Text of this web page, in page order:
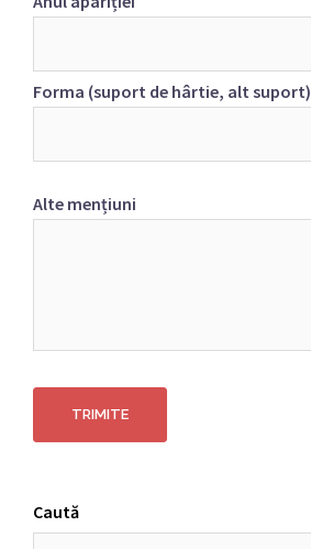
Forma (suport de hârtie, alt suport)
Alte mențiuni
Caută